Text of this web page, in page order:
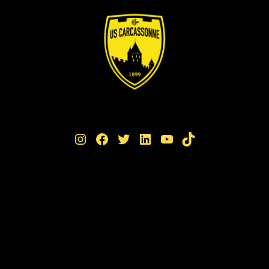
Instagram Facebook Twitter LinkedIn YouTube TikTok